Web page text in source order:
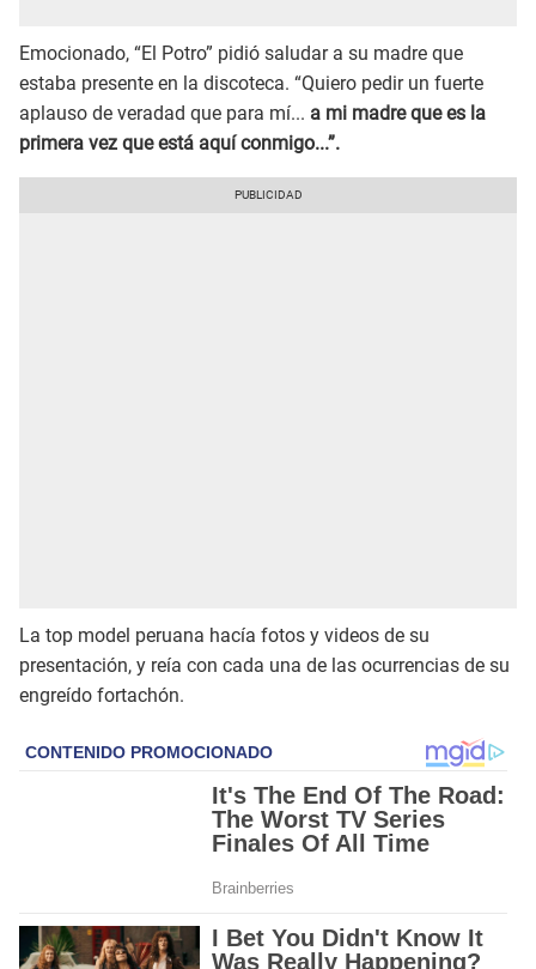
Emocionado, “El Potro” pidió saludar a su madre que
estaba presente en la discoteca. “Quiero pedir un fuerte
aplauso de veradad que para mí... a mi madre que es la
primera vez que está aquí conmigo...”.
La top model peruana hacía fotos y videos de su
presentación, y reía con cada una de las ocurrencias de su
engreído fortachón.